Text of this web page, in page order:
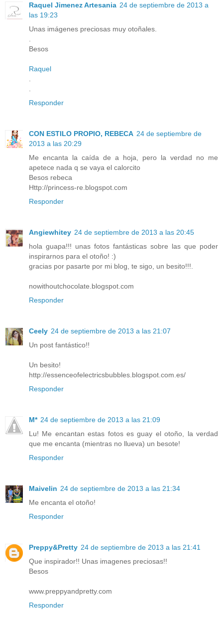
Raquel Jimenez Artesania 24 de septiembre de 2013 a
las 19:23
Unas imágenes preciosas muy otoñales.
Besos
Raquel
Responder
CON ESTILO PROPIO, REBECA 24 de septiembre de
2013 a las 20:29
Me encanta la caída de a hoja, pero la verdad no me
apetece nada q se vaya el calorcito
Besos rebeca
Http://princess-re.blogspot.com
Responder
Angiewhitey 24 de septiembre de 2013 a las 20:45
hola guapa!!! unas fotos fantásticas sobre las que poder
inspirarnos para el otoño! :)
gracias por pasarte por mi blog, te sigo, un besito!!!.
nowithoutchocolate.blogspot.com
Responder
Ceely 24 de septiembre de 2013 a las 21:07
Un post fantástico!!
Un besito!
http://essenceofelectricsbubbles.blogspot.com.es/
Responder
M* 24 de septiembre de 2013 a las 21:09
Lu! Me encantan estas fotos es guay el otoño, la verdad
que me encanta (mientras no llueva) un besote!
Responder
Maivelin 24 de septiembre de 2013 a las 21:34
Me encanta el otoño!
Responder
Preppy&Pretty 24 de septiembre de 2013 a las 21:41
Que inspirador!! Unas imagenes preciosas!!
Besos
www.preppyandpretty.com
Responder